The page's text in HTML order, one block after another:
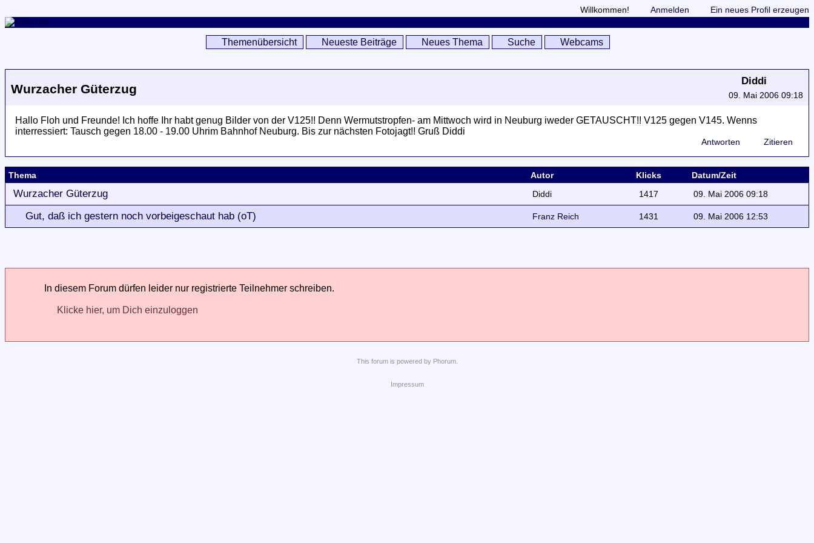
Willkommen! Anmelden Ein neues Profil erzeugen
Themenübersicht Neueste Beiträge Neues Thema Suche Webcams
Wurzacher Güterzug
Diddi
09. Mai 2006 09:18
Hallo Floh und Freunde! Ich hoffe Ihr habt genug Bilder von der V125!! Denn Wermutstropfen- am Mittwoch wird in Neuburg iweder GETAUSCHT!! V125 gegen V145. Wenns
interressiert: Tausch gegen 18.00 - 19.00 Uhrim Bahnhof Neuburg. Bis zur nächsten Fotojagt!! Gruß Diddi
Antworten Zitieren
Thema Autor Klicks Datum/Zeit
Wurzacher Güterzug Diddi 1417 09. Mai 2006 09:18
Gut, daß ich gestern noch vorbeigeschaut hab (oT) Franz Reich 1431 09. Mai 2006 12:53
In diesem Forum dürfen leider nur registrierte Teilnehmer schreiben.
Klicke hier, um Dich einzuloggen
This forumis powered by Phorum.
Impressum